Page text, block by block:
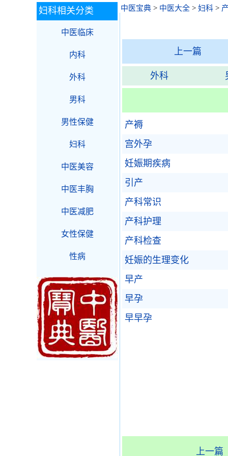
中医宝典 > 中医大全 > 妇科 >
上一篇
外科
产褥
宫外孕
妊娠期疾病
引产
产科常识
产科护理
产科检查
妊娠的生理变化
早产
早孕
早早孕
上一篇
妇科相关分类
中医临床
内科
外科
男科
男性保健
妇科
中医美容
中医丰胸
中医减肥
女性保健
性病